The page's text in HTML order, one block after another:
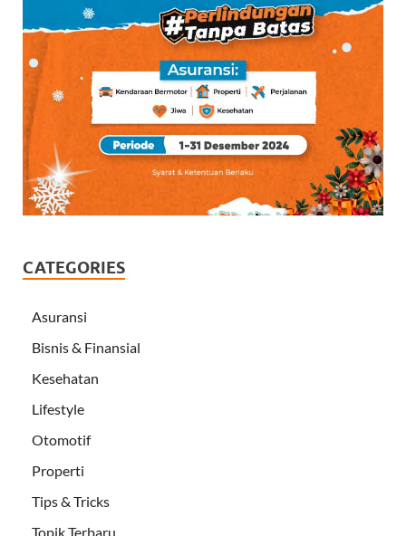
CATEGORIES
Asuransi
Bisnis & Finansial
Kesehatan
Lifestyle
Otomotif
Properti
Tips & Tricks
Topik Terbaru